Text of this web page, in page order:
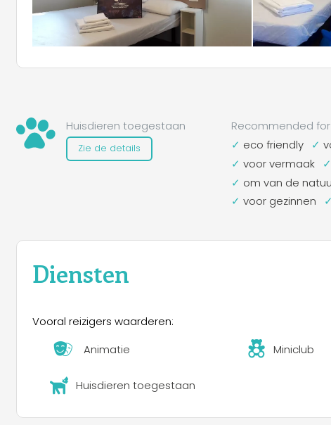
Huisdieren toegestaan
Zie de details
Recommended for
eco friendly
voor vermaak
om van de
voor gezinnen
Diensten
Vooral reizigers waarderen:
Animatie
Miniclub
Huisdieren toegestaan